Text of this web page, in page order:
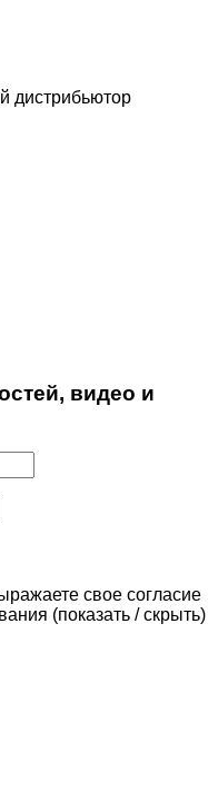
дистрибьютор
видео и
свое согласие
(показать / скрыть)